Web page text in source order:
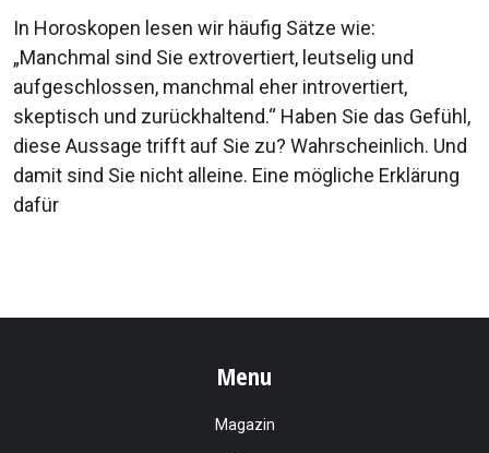
In Horoskopen lesen wir häufig Sätze wie:
„Manchmal sind Sie extrovertiert, leutselig und
aufgeschlossen, manchmal eher introvertiert,
skeptisch und zurückhaltend.“ Haben Sie das Gefühl,
diese Aussage trifft auf Sie zu? Wahrscheinlich. Und
damit sind Sie nicht alleine. Eine mögliche Erklärung
dafür
Menu
Magazin